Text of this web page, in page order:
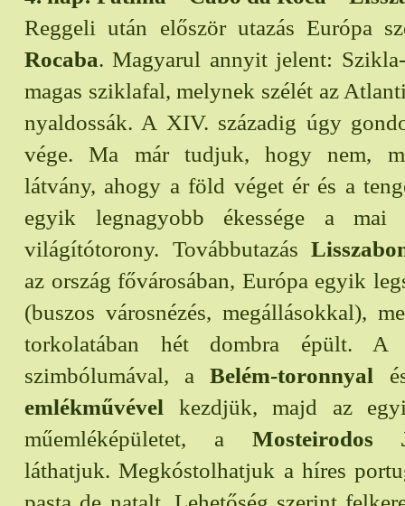
Reggeli után először utazás Európa
Rocaba. Magyarul annyit jelent:
magas sziklafal, melynek szélét az
nyaldossák. A XIV. századig úgy
vége. Ma már tudjuk, hogy nem,
látvány, ahogy a föld véget ér és a
egyik legnagyobb ékessége a mai
világítótorony. Továbbutazás
az ország fővárosában, Európa egyik
(buszos városnézés, megállásokkal),
torkolatában hét dombra épült.
szimbólumával, aBelém-toronnyal
emlékművével kezdjük, majd az
műemléképületet, a Mosteirodos
láthatjuk. Megkóstolhatjuk a híres